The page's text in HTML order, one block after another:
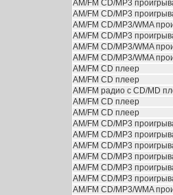
АМ/FM CD/MP3
АМ/FM CD/MP3
АМ/FM CD/MP3/WMA
АМ/FM CD/MP3
АМ/FM CD/MP3/WMA
АМ/FM CD/MP3/WMA
АМ/FM CD плеер
АМ/FM CD плеер
АМ/FM радио с CD/MD
АМ/FM CD плеер
АМ/FM CD плеер
АМ/FM CD/MP3
АМ/FM CD/MP3
АМ/FM CD/MP3
АМ/FM CD/MP3
АМ/FM CD/MP3
АМ/FM CD/MP3
АМ/FM CD/MP3/WMA